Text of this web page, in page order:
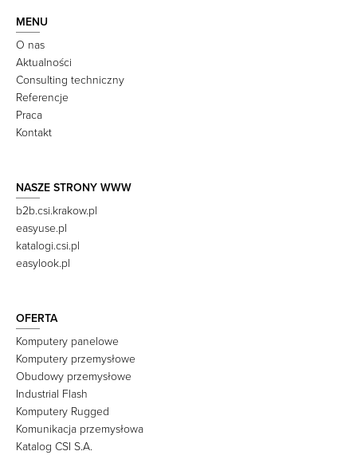
MENU
O nas
Aktualności
Consulting techniczny
Referencje
Praca
Kontakt
NASZE STRONY WWW
b2b.csi.krakow.pl
easyuse.pl
katalogi.csi.pl
easylook.pl
OFERTA
Komputery panelowe
Komputery przemysłowe
Obudowy przemysłowe
Industrial Flash
Komputery Rugged
Komunikacja przemysłowa
Katalog CSI S.A.